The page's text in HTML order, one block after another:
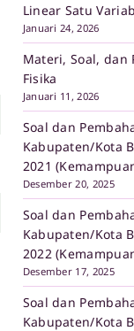
Linear Satu
Januari 24, 2026
Materi, Soal, dan
Fisika
Januari 11, 2026
Soal dan
Kabupaten/Kota
2021
Desember 20, 2025
Soal dan
Kabupaten/Kota
2022
Desember 17, 2025
Soal dan
Kabupaten/Kota